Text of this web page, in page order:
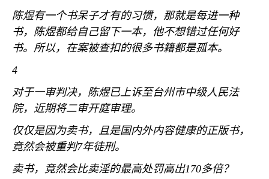
陈煜有一个书呆子才有的习惯，那就是每进一种
书，陈煜都给自己留下一本，他不想错过任何好
书。所以，在案被查扣的很多书籍都是孤本。
4
对于一审判决，陈煜已上诉至台州市中级人民法
院，近期将二审开庭审理。
仅仅是因为卖书，且是国内外内容健康的正版书，
竟然会被重判7年徒刑。
卖书，竟然会比卖淫的最高处罚高出170多倍？